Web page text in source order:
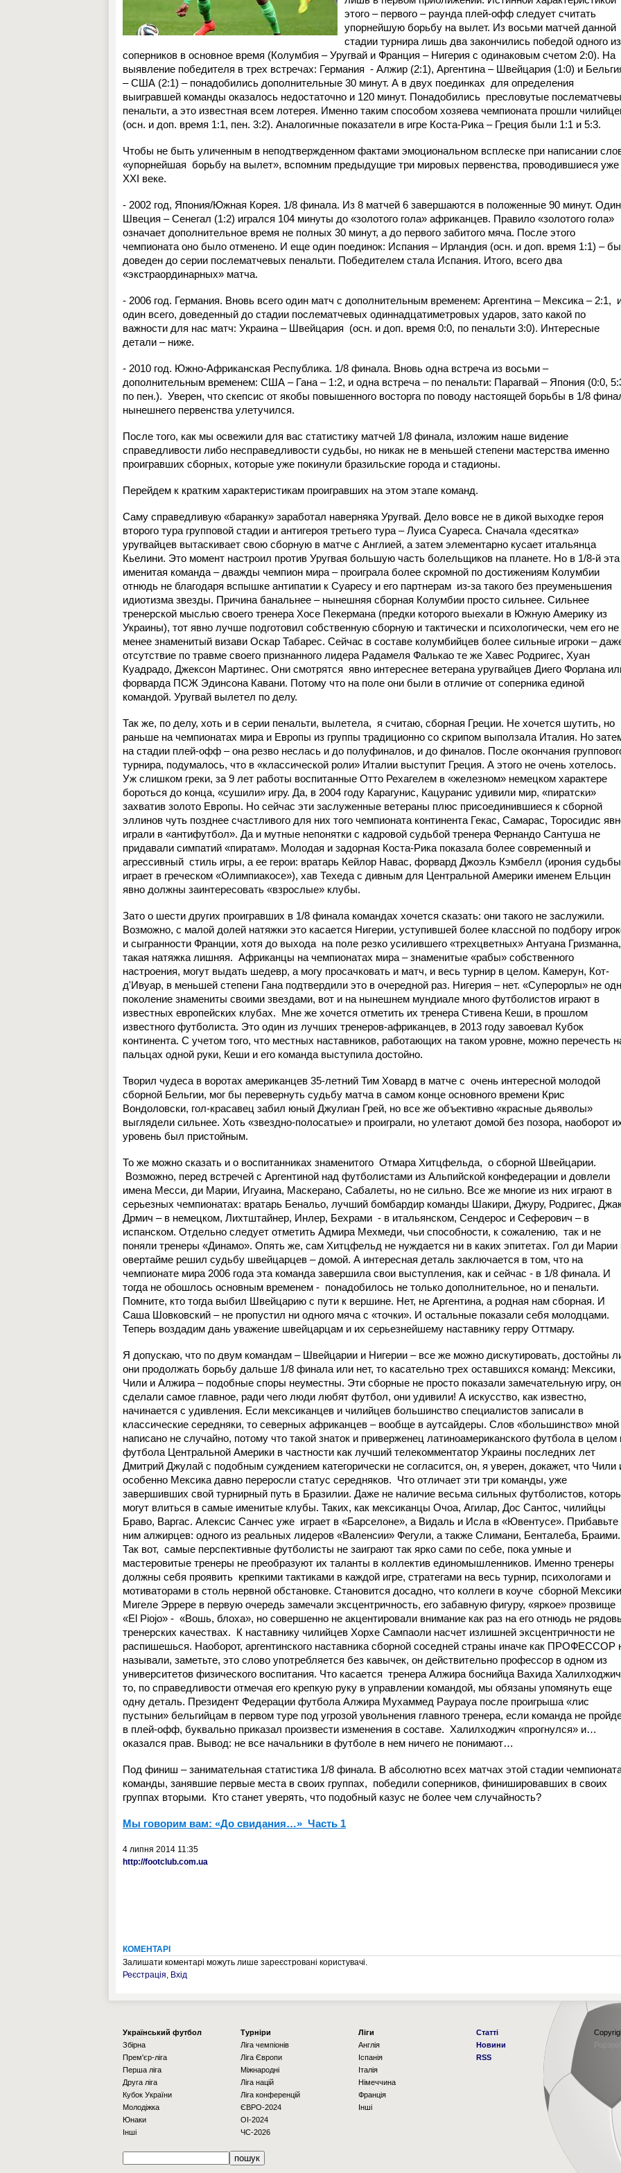
этого – первого – раунда плей-офф следует считать
упорнейшую борьбу на вылет. Из восьми матчей данной
стадии турнира лишь два закончились победой одного из
соперников в основное время (Колумбия – Уругвай и Франция – Нигерия с одинаковым счетом 2:0). На
выявление победителя в трех встречах: Германия - Алжир (2:1), Аргентина – Швейцария (1:0) и
– США (2:1) – понадобились дополнительные 30 минут. А в двух поединках для определения
выигравшей команды оказалось недостаточно и 120 минут. Понадобились пресловутые
пенальти, а это известная всем лотерея. Именно таким способом хозяева чемпионата прошли
(осн. и доп. время 1:1, пен. 3:2). Аналогичные показатели в игре Коста-Рика – Греция были 1:1 и 5:3.
Чтобы не быть уличенным в неподтвержденном фактами эмоциональном всплеске при написании
«упорнейшая борьбу на вылет», вспомним предыдущие три мировых первенства, проводившиеся уже
ХХІ веке.
- 2002 год, Япония/Южная Корея. 1/8 финала. Из 8 матчей 6 завершаются в положенные 90 минут.
Швеция – Сенегал (1:2) игрался 104 минуты до «золотого гола» африканцев. Правило «золотого гола»
означает дополнительное время не полных 30 минут, а до первого забитого мяча. После этого
чемпионата оно было отменено. И еще один поединок: Испания – Ирландия (осн. и доп. время 1:1) –
доведен до серии послематчевых пенальти. Победителем стала Испания. Итого, всего два
«экстраординарных» матча.
- 2006 год. Германия. Вновь всего один матч с дополнительным временем: Аргентина – Мексика – 2:1,
один всего, доведенный до стадии послематчевых одиннадцатиметровых ударов, зато какой по
важности для нас матч: Украина – Швейцария (осн. и доп. время 0:0, по пенальти 3:0). Интересные
детали – ниже.
- 2010 год. Южно-Африканская Республика. 1/8 финала. Вновь одна встреча из восьми –
дополнительным временем: США – Гана – 1:2, и одна встреча – по пенальти: Парагвай – Япония (0:0,
по пен.). Уверен, что скепсис от якобы повышенного восторга по поводу настоящей борьбы в 1/8
нынешнего первенства улетучился.
После того, как мы освежили для вас статистику матчей 1/8 финала, изложим наше видение
справедливости либо несправедливости судьбы, но никак не в меньшей степени мастерства именно
проигравших сборных, которые уже покинули бразильские города и стадионы.
Перейдем к кратким характеристикам проигравших на этом этапе команд.
Саму справедливую «баранку» заработал наверняка Уругвай. Дело вовсе не в дикой выходке героя
второго тура групповой стадии и антигероя третьего тура – Луиса Суареса. Сначала «десятка»
уругвайцев вытаскивает свою сборную в матче с Англией, а затем элементарно кусает итальянца
Кьелини. Это момент настроил против Уругвая большую часть болельщиков на планете. Но в 1/8-й эта
именитая команда – дважды чемпион мира – проиграла более скромной по достижениям Колумбии
отнюдь не благодаря вспышке антипатии к Суаресу и его партнерам из-за такого без преуменьшения
идиотизма звезды. Причина банальнее – нынешняя сборная Колумбии просто сильнее. Сильнее
тренерской мыслью своего тренера Хосе Пекермана (предки которого выехали в Южную Америку из
Украины), тот явно лучше подготовил собственную сборную и тактически и психологически, чем его не
менее знаменитый визави Оскар Табарес. Сейчас в составе колумбийцев более сильные игроки –
отсутствие по травме своего признанного лидера Радамеля Фалькао те же Хавес Родригес, Хуан
Куадрадо, Джексон Мартинес. Они смотрятся явно интереснее ветерана уругвайцев Диего Форлана
форварда ПСЖ Эдинсона Кавани. Потому что на поле они были в отличие от соперника единой
командой. Уругвай вылетел по делу.
Так же, по делу, хоть и в серии пенальти, вылетела, я считаю, сборная Греции. Не хочется шутить, но
раньше на чемпионатах мира и Европы из группы традиционно со скрипом выползала Италия. Но
на стадии плей-офф – она резво неслась и до полуфиналов, и до финалов. После окончания
турнира, подумалось, что в «классической роли» Италии выступит Греция. А этого не очень хотелось.
Уж слишком греки, за 9 лет работы воспитанные Отто Рехагелем в «железном» немецком характере
бороться до конца, «сушили» игру. Да, в 2004 году Карагунис, Кацуранис удивили мир, «пиратски»
захватив золото Европы. Но сейчас эти заслуженные ветераны плюс присоединившиеся к сборной
эллинов чуть позднее счастливого для них того чемпионата континента Гекас, Самарас, Торосидис
играли в «антифутбол». Да и мутные непонятки с кадровой судьбой тренера Фернандо Сантуша не
придавали симпатий «пиратам». Молодая и задорная Коста-Рика показала более современный и
агрессивный стиль игры, а ее герои: вратарь Кейлор Навас, форвард Джоэль Кэмбелл (ирония
играет в греческом «Олимпиакосе»), хав Техеда с дивным для Центральной Америки именем Ельцин
явно должны заинтересовать «взрослые» клубы.
Зато о шести других проигравших в 1/8 финала командах хочется сказать: они такого не заслужили.
Возможно, с малой долей натяжки это касается Нигерии, уступившей более классной по подбору
и сыгранности Франции, хотя до выхода на поле резко усилившего «трехцветных» Антуана Гризманна,
такая натяжка лишняя. Африканцы на чемпионатах мира – знаменитые «рабы» собственного
настроения, могут выдать шедевр, а могу просачковать и матч, и весь турнир в целом. Камерун, Кот-
д'Ивуар, в меньшей степени Гана подтвердили это в очередной раз. Нигерия – нет. «Суперорлы» не
поколение знамениты своими звездами, вот и на нынешнем мундиале много футболистов играют в
известных европейских клубах. Мне же хочется отметить их тренера Стивена Кеши, в прошлом
известного футболиста. Это один из лучших тренеров-африканцев, в 2013 году завоевал Кубок
континента. С учетом того, что местных наставников, работающих на таком уровне, можно перечесть
пальцах одной руки, Кеши и его команда выступила достойно.
Творил чудеса в воротах американцев 35-летний Тим Ховард в матче с очень интересной молодой
сборной Бельгии, мог бы перевернуть судьбу матча в самом конце основного времени Крис
Вондоловски, гол-красавец забил юный Джулиан Грей, но все же объективно «красные дьяволы»
выглядели сильнее. Хоть «звездно-полосатые» и проиграли, но улетают домой без позора, наоборот
уровень был пристойным.
То же можно сказать и о воспитанниках знаменитого Отмара Хитцфельда, о сборной Швейцарии.
Возможно, перед встречей с Аргентиной над футболистами из Альпийской конфедерации и довлели
имена Месси, ди Марии, Игуаина, Маскерано, Сабалеты, но не сильно. Все же многие из них играют в
серьезных чемпионатах: вратарь Бенальо, лучший бомбардир команды Шакири, Джуру, Родригес,
Дрмич – в немецком, Лихтштайнер, Инлер, Бехрами - в итальянском, Сендерос и Сеферович – в
испанском. Отдельно следует отметить Адмира Мехмеди, чьи способности, к сожалению, так и не
поняли тренеры «Динамо». Опять же, сам Хитцфельд не нуждается ни в каких эпитетах. Гол ди Марии
овертайме решил судьбу швейцарцев – домой. А интересная деталь заключается в том, что на
чемпионате мира 2006 года эта команда завершила свои выступления, как и сейчас - в 1/8 финала. И
тогда не обошлось основным временем - понадобилось не только дополнительное, но и пенальти.
Помните, кто тогда выбил Швейцарию с пути к вершине. Нет, не Аргентина, а родная нам сборная. И
Саша Шовковский – не пропустил ни одного мяча с «точки». И остальные показали себя молодцами.
Теперь воздадим дань уважение швейцарцам и их серьезнейшему наставнику герру Оттмару.
Я допускаю, что по двум командам – Швейцарии и Нигерии – все же можно дискутировать, достойны
они продолжать борьбу дальше 1/8 финала или нет, то касательно трех оставшихся команд: Мексики,
Чили и Алжира – подобные споры неуместны. Эти сборные не просто показали замечательную игру,
сделали самое главное, ради чего люди любят футбол, они удивили! А искусство, как известно,
начинается с удивления. Если мексиканцев и чилийцев большинство специалистов записали в
классические середняки, то северных африканцев – вообще в аутсайдеры. Слов «большинство» мной
написано не случайно, потому что такой знаток и приверженец латиноамериканского футбола в целом
футбола Центральной Америки в частности как лучший телекомментатор Украины последних лет
Дмитрий Джулай с подобным суждением категорически не согласится, он, я уверен, докажет, что Чили
особенно Мексика давно переросли статус середняков. Что отличает эти три команды, уже
завершивших свой турнирный путь в Бразилии. Даже не наличие весьма сильных футболистов,
могут влиться в самые именитые клубы. Таких, как мексиканцы Очоа, Агилар, Дос Сантос, чилийцы
Браво, Варгас. Алексис Санчес уже играет в «Барселоне», а Видаль и Исла в «Ювентусе». Прибавьте
ним алжирцев: одного из реальных лидеров «Валенсии» Фегули, а также Слимани, Бенталеба, Браими.
Так вот, самые перспективные футболисты не заиграют так ярко сами по себе, пока умные и
мастеровитые тренеры не преобразуют их таланты в коллектив единомышленников. Именно тренеры
должны себя проявить крепкими тактиками в каждой игре, стратегами на весь турнир, психологами и
мотиваторами в столь нервной обстановке. Становится досадно, что коллеги в коуче сборной Мексики
Мигеле Эррере в первую очередь замечали эксцентричность, его забавную фигуру, «яркое» прозвище
«El Piojo» - «Вошь, блоха», но совершенно не акцентировали внимание как раз на его отнюдь не
тренерских качествах. К наставнику чилийцев Хорхе Сампаоли насчет излишней эксцентричности не
распишешься. Наоборот, аргентинского наставника сборной соседней страны иначе как ПРОФЕССОР
называли, заметьте, это слово употребляется без кавычек, он действительно профессор в одном из
университетов физического воспитания. Что касается тренера Алжира боснийца Вахида
то, по справедливости отмечая его крепкую руку в управлении командой, мы обязаны упомянуть еще
одну деталь. Президент Федерации футбола Алжира Мухаммед Раурауа после проигрыша «лис
пустыни» бельгийцам в первом туре под угрозой увольнения главного тренера, если команда не
в плей-офф, буквально приказал произвести изменения в составе. Халилходжич «прогнулся» и…
оказался прав. Вывод: не все начальники в футболе в нем ничего не понимают…
Под финиш – занимательная статистика 1/8 финала. В абсолютно всех матчах этой стадии
команды, занявшие первые места в своих группах, победили соперников, финишировавших в своих
группах вторыми. Кто станет уверять, что подобный казус не более чем случайность?
Мы говорим вам: «До свидания…» Часть 1
4 липня 2014 11:35
http://footclub.com.ua
КОМЕНТАРІ
Залишати коментарі можуть лише зареєстровані користувачі.
Реєстрація, Вхід
Українcький футбол
Збірна
Прем'єр-ліга
Перша ліга
Друга ліга
Кубок України
Молодіжка
Юнаки
Інші
Турніри
Ліга чемпіонів
Ліга Європи
Міжнародні
Ліга націй
Ліга конференцій
ЄВРО-2024
OI-2024
ЧС-2026
Ліги
Англія
Іспанія
Італія
Німеччина
Франція
Інші
Статті
Новини
RSS